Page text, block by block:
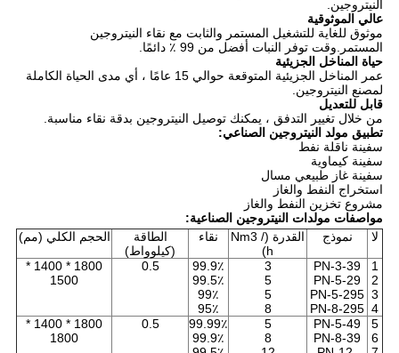
النيتروجين.
عالي الموثوقية
موثوق للغاية للتشغيل المستمر والثابت مع نقاء النيتروجين
المستمر.وقت توفر النبات أفضل من 99 ٪ دائمًا.
حياة المناخل الجزيئية
عمر المناخل الجزيئية المتوقعة حوالي 15 عامًا ، أي مدى الحياة الكاملة
لمصنع النيتروجين.
قابل للتعديل
من خلال تغيير التدفق ، يمكنك توصيل النيتروجين بدقة نقاء مناسبة.
تطبيق مولد النيتروجين الصناعي:
سفينة ناقلة نفط
سفينة كيماوية
سفينة غاز طبيعي مسال
استخراج النفط والغاز
مشروع تخزين النفط والغاز
مواصفات مولدات النيتروجين الصناعية:
لا
نموذج
القدرة (Nm3 /
h)
نقاء
الطاقة
(كيلوواط)
الحجم الكلي (مم)
1
2
3
4
PN-3-39
PN-5-29
PN-5-295
PN-8-295
3
5
5
8
99.9٪
99.5٪
99٪
95٪
0.5
1800 * 1400 *
1500
5
6
PN-5-49
PN-8-39
5
8
99.99٪
99.9٪
0.5
1800 * 1400 *
1800